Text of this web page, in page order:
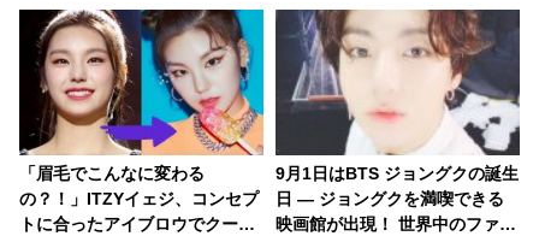
「眉毛でこんなに変わる
の？！」ITZYイェジ、コンセプ
トに合ったアイブロウでクール
9月1日はBTS ジョングクの誕生
日 ― ジョングクを満喫できる
映画館が出現！ 世界中のファン